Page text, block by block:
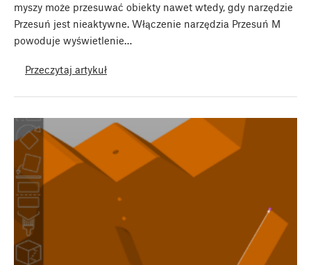
myszy może przesuwać obiekty nawet wtedy, gdy narzędzie
Przesuń jest nieaktywne. Włączenie narzędzia Przesuń M
powoduje wyświetlenie…
Przeczytaj artykuł